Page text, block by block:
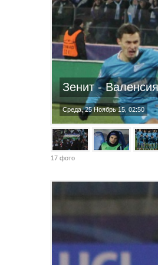
Зенит - Валенсия
Среда, 25 Ноябрь 15, 02:50
17 фото